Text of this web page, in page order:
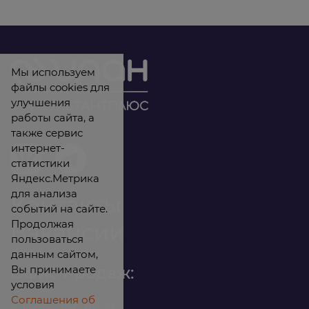
Контакты
Вакансии
Офис продаж:
Мы используем
файлы cookies для
улучшения
работы сайта, а
также сервис
интернет-
статистики
Яндекс.Метрика
для анализа
событий на сайте.
Продолжая
пользоваться
данным сайтом,
Вы принимаете
условия
Соглашения об